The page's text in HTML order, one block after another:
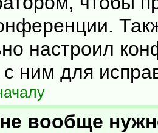
настроил
ним для
вообще